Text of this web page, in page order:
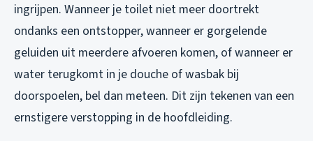
ingrijpen. Wanneer je toilet niet meer doortrekt
ondanks een ontstopper, wanneer er gorgelende
geluiden uit meerdere afvoeren komen, of wanneer er
water terugkomt in je douche of wasbak bij
doorspoelen, bel dan meteen. Dit zijn tekenen van een
ernstigere verstopping in de hoofdleiding.